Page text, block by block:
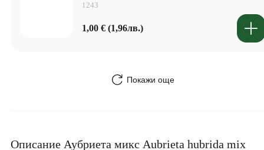
1243
1,00 € (1,96лв.)
Покажи още
Описание Аубриета микс Aubrieta hubrida mix